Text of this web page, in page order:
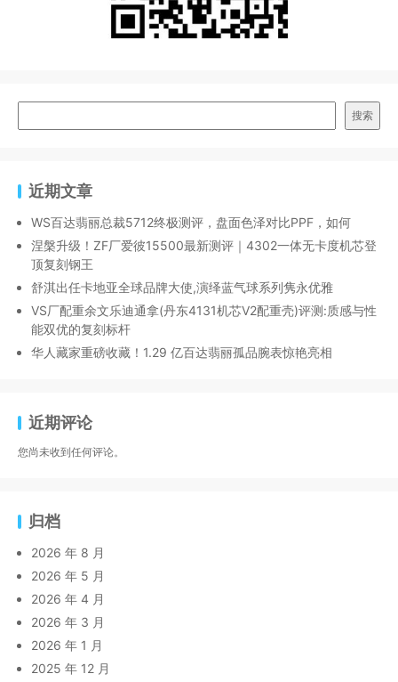
搜索
近期文章
WS百达翡丽总裁5712终极测评，盘面色泽对比PPF，如何
涅槃升级！ZF厂爱彼15500最新测评｜4302一体无卡度机芯登
顶复刻钢王
舒淇出任卡地亚全球品牌大使,演绎蓝气球系列隽永优雅
VS厂配重余文乐迪通拿(丹东4131机芯V2配重壳)评测:质感与性
能双优的复刻标杆
华人藏家重磅收藏！1.29 亿百达翡丽孤品腕表惊艳亮相
近期评论
您尚未收到任何评论。
归档
2026 年 8 月
2026 年 5 月
2026 年 4 月
2026 年 3 月
2026 年 1 月
2025 年 12 月